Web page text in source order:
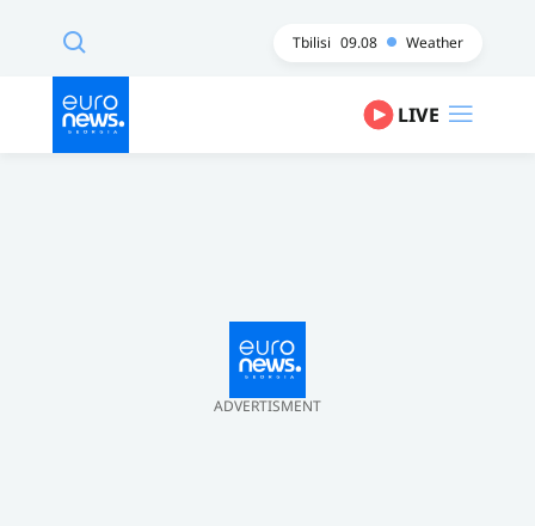
Tbilisi 09.08 Weather
LIVE
ADVERTISMENT